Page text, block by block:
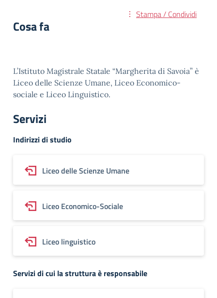
Stampa / Condividi
Cosa fa
L’Istituto Magistrale Statale “Margherita di Savoia” è
Liceo delle Scienze Umane, Liceo Economico-
sociale e Liceo Linguistico.
Servizi
Indirizzi di studio
Liceo delle Scienze Umane
Liceo Economico-Sociale
Liceo linguistico
Servizi di cui la struttura è responsabile